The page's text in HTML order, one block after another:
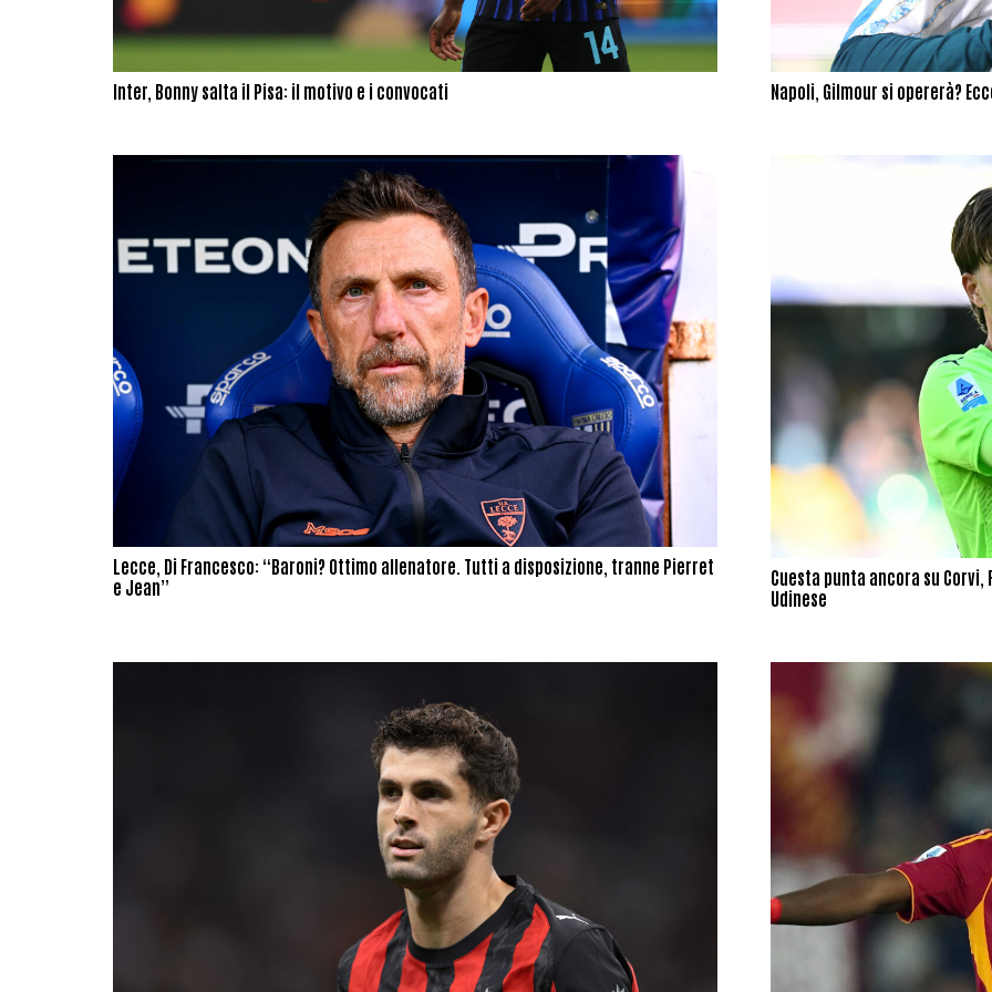
Inter, Bonny salta il Pisa: il motivo e i convocati Napoli, Gilmour si opererà?
Lecce, Di Francesco: “Baroni? Ottimo allenatore. Tutti a disposizione, tranne Pierret
e Jean”
Cuesta punta ancora su
Udinese